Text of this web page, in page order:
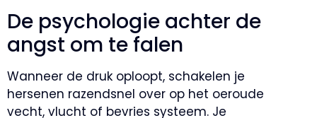
De psychologie achter de
angst om te falen
Wanneer de druk oploopt, schakelen je
hersenen razendsnel over op het oeroude
vecht, vlucht of bevries systeem. Je